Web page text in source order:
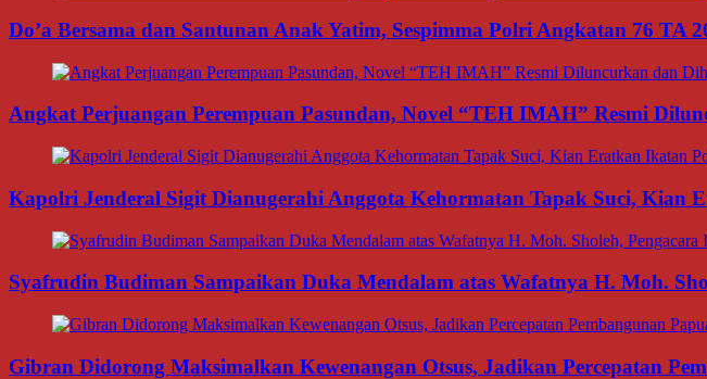
Do’a Bersama dan Santunan Anak Yatim, Sespimma Polri Angkatan 76 TA
Angkat Perjuangan Perempuan Pasundan, Novel “TEH IMAH” Resmi
Kapolri Jenderal Sigit Dianugerahi Anggota Kehormatan Tapak Suci, Kian
Syafrudin Budiman Sampaikan Duka Mendalam atas Wafatnya H. Moh.
Gibran Didorong Maksimalkan Kewenangan Otsus, Jadikan Percepatan